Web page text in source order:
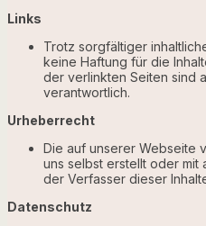
Links
Trotz sorgfältiger
keine Haftung für die
der verlinkten Seiten sind
verantwortlich.
Urheberrecht
Die auf unserer Webseite
uns selbst erstellt oder mit
der Verfasser dieser
Datenschutz